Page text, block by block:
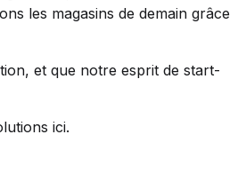
les magasins de demain grâce
et que notre esprit de start-
ici.